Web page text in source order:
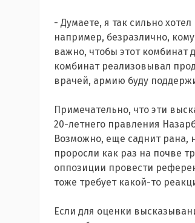
- Думаете, я так сильно
например, безразлично,
важно, чтобы этот комбинат
комбинат реализовывал
врачей, армию буду
Примечательно, что эти
20-летнего правления
Возможно, еще саднит рана,
проросли как раз на почве
оппозиции провести
тоже требует какой-то
Если для оценки